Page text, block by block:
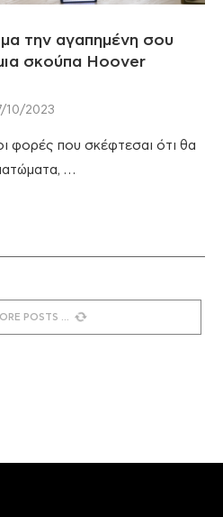
την αγαπημένη σου
σκούπα Hoover
10/2023
φορές που σκέφτεσαι ότι θα
…
POSTS